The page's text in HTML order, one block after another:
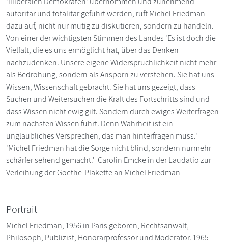
autoritär und totalitär geführt werden, ruft Michel Friedman
dazu auf, nicht nur mutig zu diskutieren, sondern zu handeln.
Von einer der wichtigsten Stimmen des Landes 'Es ist doch die
Vielfalt, die es uns ermöglicht hat, über das Denken
nachzudenken. Unsere eigene Widersprüchlichkeit nicht mehr
als Bedrohung, sondern als Ansporn zu verstehen. Sie hat uns
Wissen, Wissenschaft gebracht. Sie hat uns gezeigt, dass
Suchen und Weitersuchen die Kraft des Fortschritts sind und
dass Wissen nicht ewig gilt. Sondern durch ewiges Weiterfragen
zum nächsten Wissen führt. Denn Wahrheit ist ein
unglaubliches Versprechen, das man hinterfragen muss.'
'Michel Friedman hat die Sorge nicht blind, sondern nurmehr
schärfer sehend gemacht.' Carolin Emcke in der Laudatio zur
Verleihung der Goethe-Plakette an Michel Friedman
Portrait
Michel Friedman, 1956 in Paris geboren, Rechtsanwalt,
Philosoph, Publizist, Honorarprofessor und Moderator. 1965